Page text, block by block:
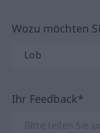
Wozu möchten
Ihr Feedback*